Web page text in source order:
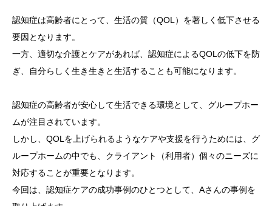
認知症は高齢者にとって、生活の質（QOL）を著しく低下させる
要因となります。
一方、適切な介護とケアがあれば、認知症によるQOLの低下を防
ぎ、自分らしく生き生きと生活することも可能になります。
認知症の高齢者が安心して生活できる環境として、グループホー
ムが注目されています。
しかし、QOLを上げられるようなケアや支援を行うためには、グ
ループホームの中でも、クライアント（利用者）個々のニーズに
対応することが重要となります。
今回は、認知症ケアの成功事例のひとつとして、Aさんの事例を